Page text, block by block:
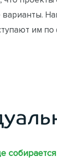
варианты.
им по